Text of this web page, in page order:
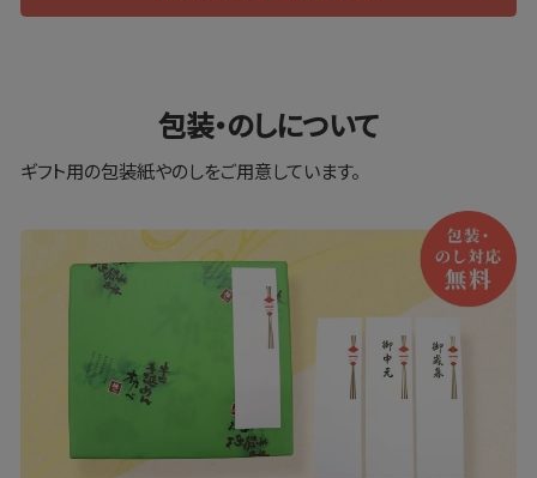
包装・のしについて
ギフト⽤の包装紙やのしをご⽤意しています。